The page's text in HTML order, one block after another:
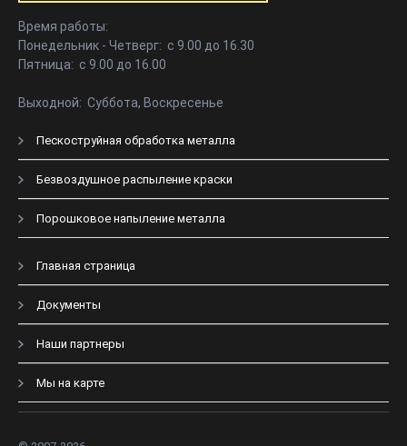
Время работы:
Понедельник - Четверг: с 9.00 до 16.30
Пятница: с 9.00 до 16.00
Выходной: Суббота, Воскресенье
Пескоструйная обработка металла
Безвоздушное распыление краски
Порошковое напыление металла
Главная страница
Документы
Наши партнеры
Мы на карте